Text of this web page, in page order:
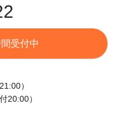
受付中
）
20:00）